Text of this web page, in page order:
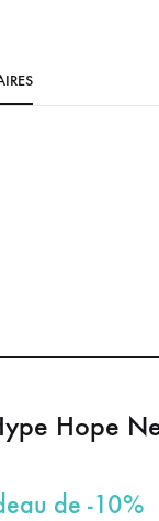
Hope
de -10%